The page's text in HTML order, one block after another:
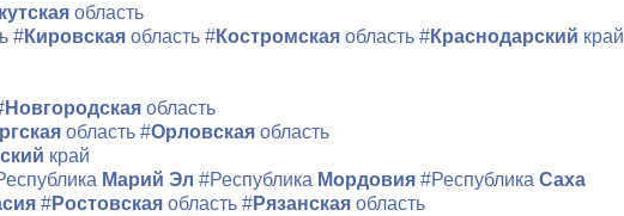
область
#Кировская область #Костромская область #Краснодарский край
Новгородская область
область #Орловская область
край
Марий Эл #Республика Мордовия #Республика Саха
#Ростовская область #Рязанская область